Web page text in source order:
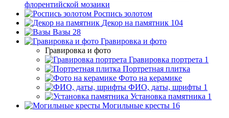
флорентийской мозаики
Роспись золотом
Декор на памятник 104
Вазы 28
Гравировка и фото
Гравировка и фото
Гравировка портрета 1
Портретная плитка
Фото на керамике
ФИО, даты, шрифты 1
Установка памятника 1
Могильные кресты 16